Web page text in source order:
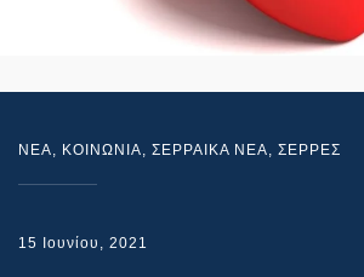
NEA, ΚΟΙΝΩΝΙΑ, ΣΕΡΡΑΙΚΑ ΝΕΑ, ΣΕΡΡΕΣ
15 Ιουνίου, 2021